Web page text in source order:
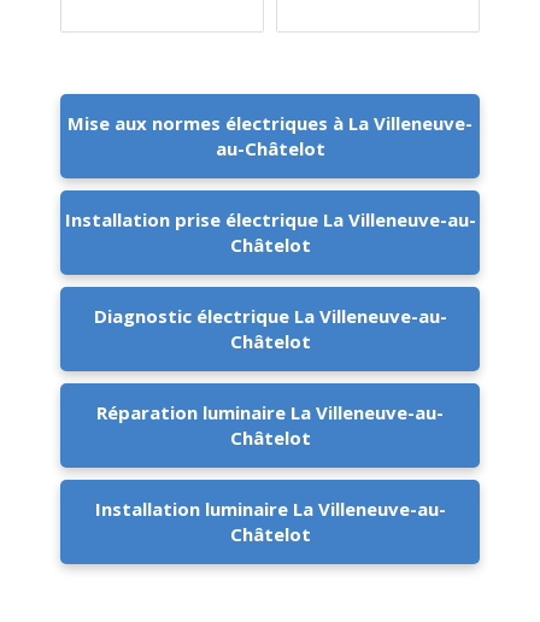
Mise aux normes électriques à La Villeneuve-
au-Châtelot
Installation prise électrique La Villeneuve-au-
Châtelot
Diagnostic électrique La Villeneuve-au-
Châtelot
Réparation luminaire La Villeneuve-au-
Châtelot
Installation luminaire La Villeneuve-au-
Châtelot